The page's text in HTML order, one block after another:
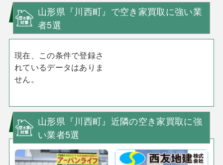
山形県『川西町』で空き家買取に強い業
者5選
現在、この条件で登録さ
れているデータはありま
せん。
山形県『川西町』近隣の空き家買取に強
い業者5選